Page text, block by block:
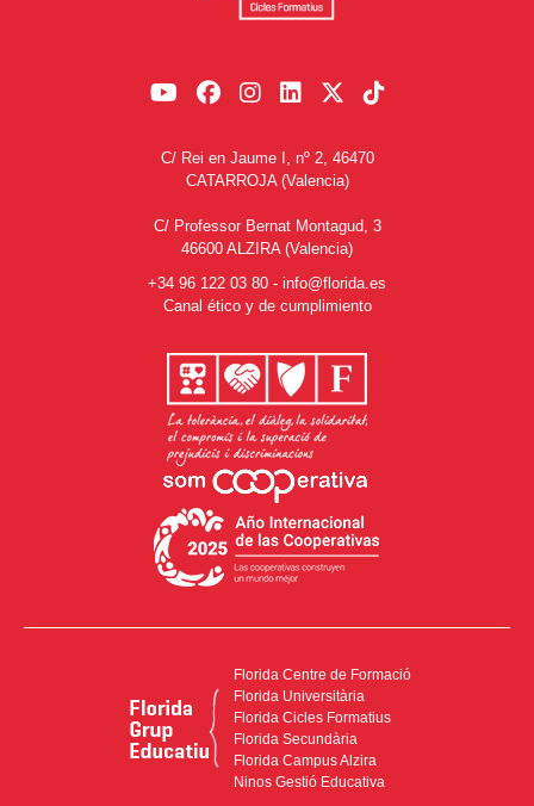
C/ Rei en Jaume I, nº 2, 46470
CATARROJA (Valencia)
C/ Professor Bernat Montagud, 3
46600 ALZIRA (Valencia)
+34 96 122 03 80 - info@florida.es
Canal ético y de cumplimiento
Florida Centre de Formació
Florida Universitària
Florida Cicles Formatius
Florida Secundària
Florida Campus Alzira
Ninos Gestió Educativa